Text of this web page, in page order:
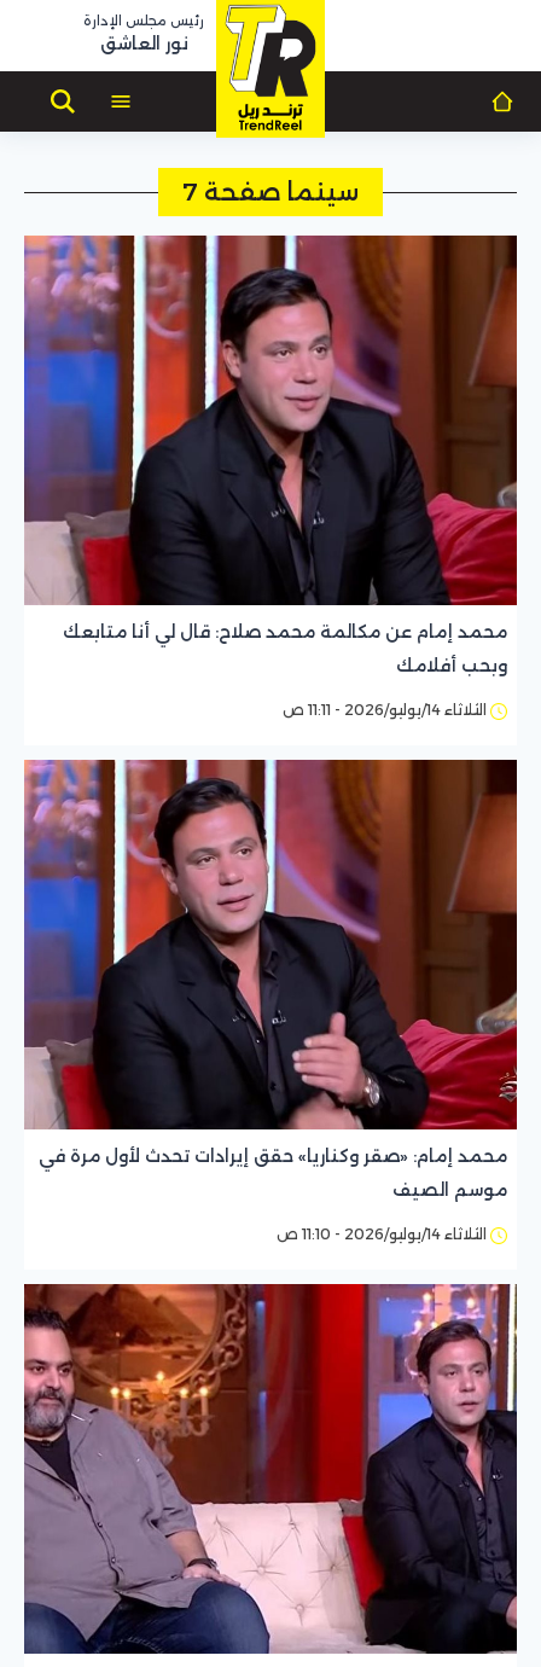
رئيس مجلس الإدارة
نور العاشق
سينما صفحة 7
محمد إمام عن مكالمة محمد صلاح: قال لي أنا متابعك
وبحب أفلامك
الثلاثاء 14/يوليو/2026 - 11:11 ص
محمد إمام: «صقر وكناريا» حقق إيرادات تحدث لأول مرة في
موسم الصيف
الثلاثاء 14/يوليو/2026 - 11:10 ص